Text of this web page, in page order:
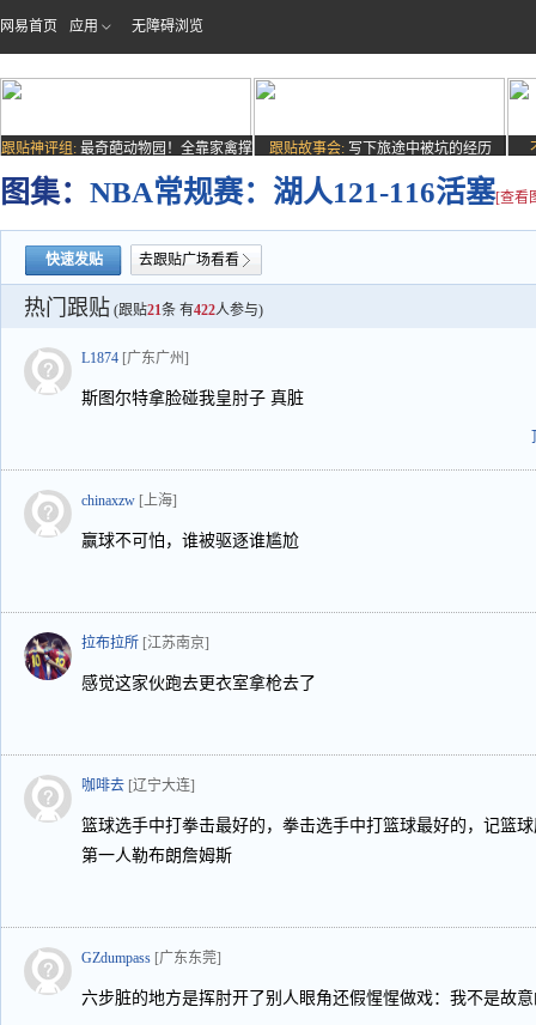
网易首页 应用 无障碍浏览
跟贴神评组: 最奇葩动物园！全靠家禽撑
跟贴故事会: 写下旅途中被坑的经历
图集： NBA常规赛：湖人121-116活塞[查看
快速发贴 去跟贴广场看看
热门跟贴 (跟贴21条 有422人参与)
L1874 [广东广州]
斯图尔特拿脸碰我皇肘子 真脏
chinaxzw [上海]
赢球不可怕，谁被驱逐谁尴尬
拉布拉所 [江苏南京]
感觉这家伙跑去更衣室拿枪去了
咖啡去 [辽宁大连]
篮球选手中打拳击最好的，拳击选手中打篮球最好的，记篮
第一人勒布朗詹姆斯
GZdumpass [广东东莞]
六步脏的地方是挥肘开了别人眼角还假惺惺做戏：我不是故